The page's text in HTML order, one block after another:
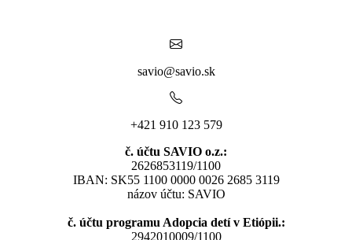
savio@savio.sk
+421 910 123 579
č. účtu SAVIO o.z.:
2626853119/1100
IBAN: SK55 1100 0000 0026 2685 3119
názov účtu: SAVIO
č. účtu programu Adopcia detí v Etiópii.:
2942010009/1100